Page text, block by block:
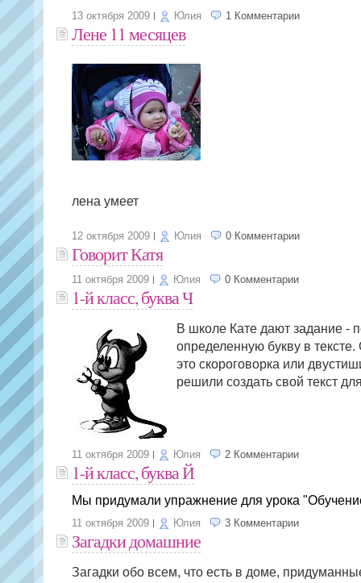
13 октября 2009 Юлия 1 Комментарии
Лене 11 месяцев
лена умеет
12 октября 2009 Юлия 0 Комментарии
Говорит Катя
11 октября 2009 Юлия 0 Комментарии
1-й класс, буква Ч
В школе Кате дают задание -
определенную букву в тексте.
это скороговорка или
решили создать свой текст
11 октября 2009 Юлия 2 Комментарии
1-й класс, буква Й
Мы придумали упражнение для урока
11 октября 2009 Юлия 3 Комментарии
Загадки домашние
Загадки обо всем, что есть в доме,